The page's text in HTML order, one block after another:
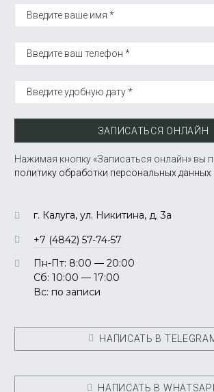
Введите ваше имя *
Введите ваш телефон *
Введите удобную дату *
ЗАПИСАТЬСЯ ОНЛАЙН
Нажимая кнопку «Записаться онлайн» вы
политику обработки персональных данных
г. Калуга, ул. Никитина, д. 3а
+7 (4842) 57-74-57
Пн-Пт: 8:00 — 20:00
Сб: 10:00 — 17:00
Вс: по записи
НАПИСАТЬ В
НАПИСАТЬ В